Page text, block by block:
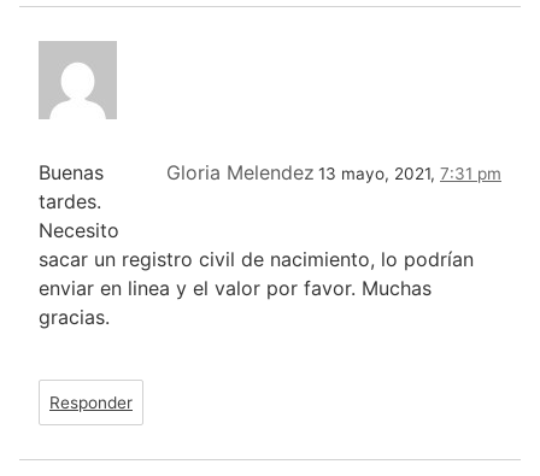
Gloria Melendez 13 mayo, 2021, 7:31 pm
Buenas
tardes.
Necesito
sacar un registro civil de nacimiento, lo podrían
enviar en linea y el valor por favor. Muchas
gracias.
Responder